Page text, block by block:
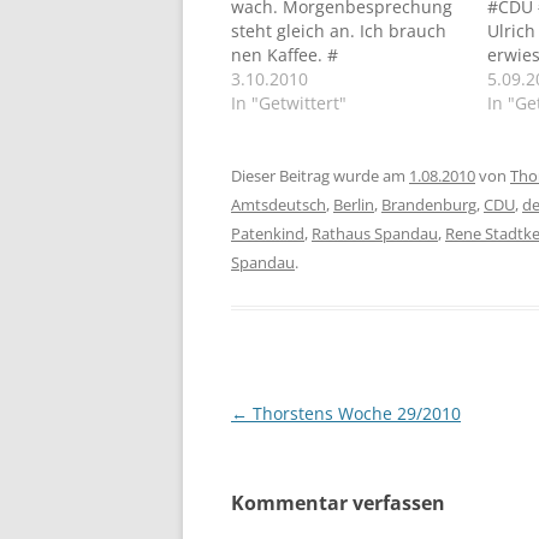
wach. Morgenbesprechung
steht gleich an. Ich brauch
nen Kaffee. #
Bürobesprechung. (@
Rathaus Spandau)
von Pfarrerin Sabine Beuter
in die Berufspfarrstelle im
Haus Kreisau teil. Gott
segne ihren Dienst. # Da
kommt was auf die Bezirke
3.10.2010
In "Getwittert"
Büro.
In
Dieser Beitrag wurde am 1.08.2010von
Amtsdeutsch, Berlin, Brandenburg,CDU,
Patenkind, Rathaus Spandau, Rene
Spandau.
Beitragsnavigation
← Thorstens Woche 29/2010
Kommentar verfassen